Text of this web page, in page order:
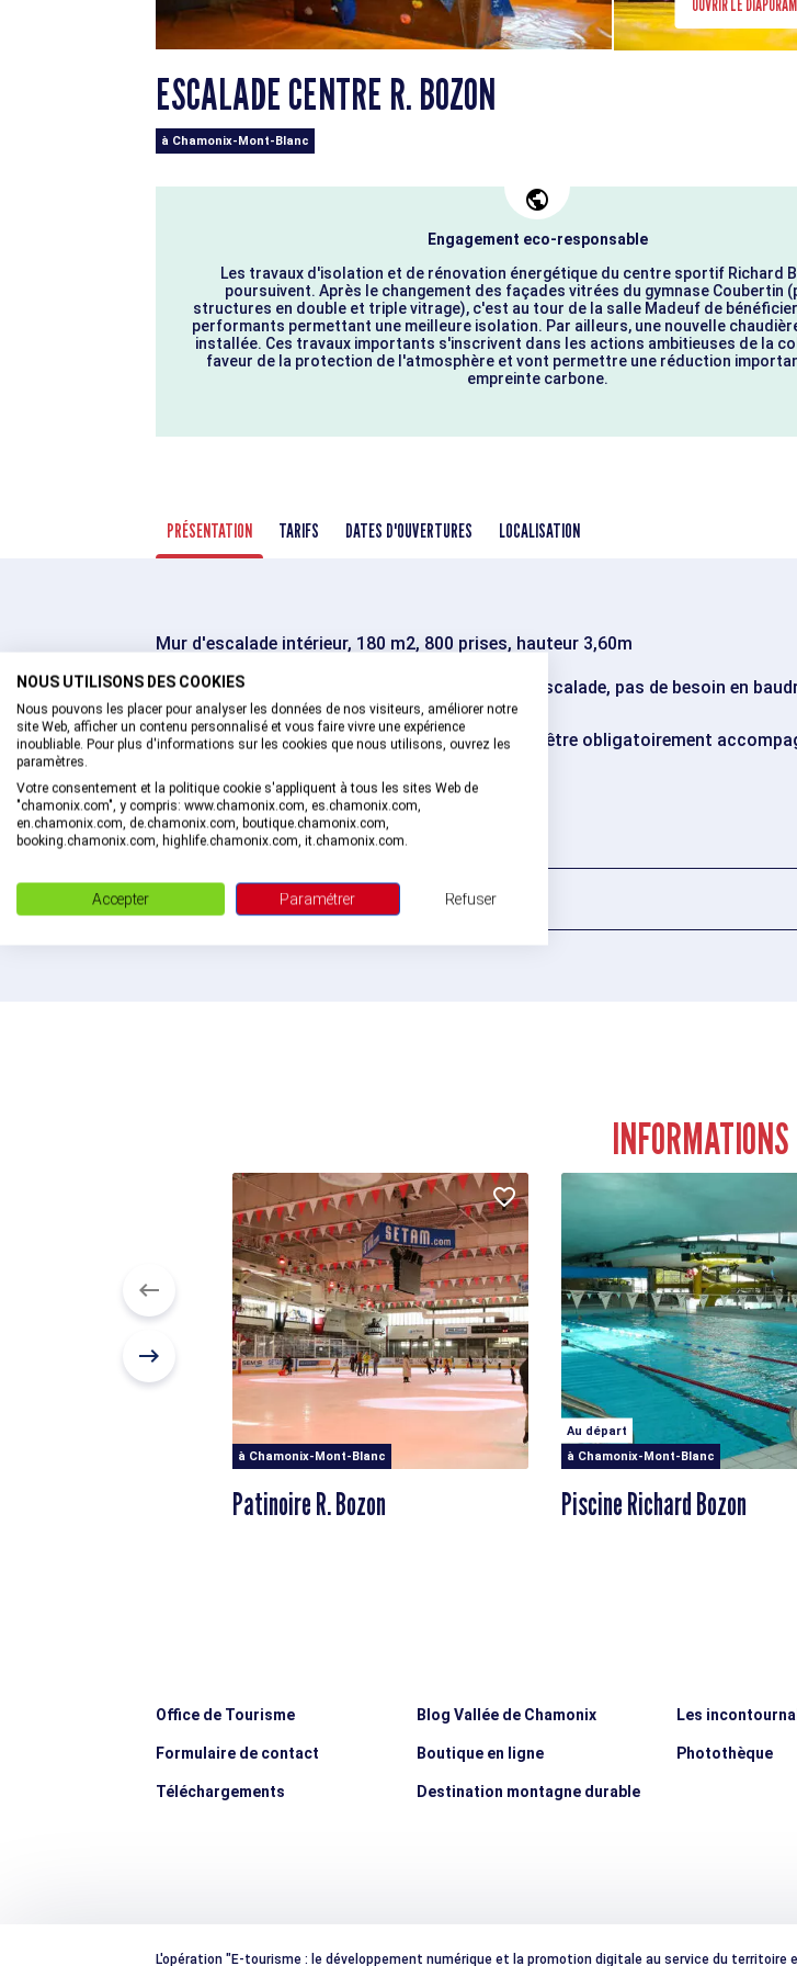
OUVRIR LE
ESCALADE CENTRE R. BOZON
à Chamonix-Mont-Blanc
Engagement eco-responsable
Les travaux d'isolation et de rénovation énergétique du centre sportif Richard
poursuivent. Après le changement des façades vitrées du gymnase Coubertin
structures en double et triple vitrage), c'est au tour de la salle Madeuf de
performants permettant une meilleure isolation. Par ailleurs, une nouvelle
installée. Ces travaux importants s'inscrivent dans les actions ambitieuses de la
faveur de la protection de l'atmosphère et vont permettre une réduction
empreinte carbone.
PRÉSENTATION TARIFS DATES D'OUVERTURES LOCALISATION
Mur d'escalade intérieur, 180 m2, 800 prises, hauteur 3,60m
L'accès à la salle se fait avec des chaussons d'escalade, pas de besoin en
Magnésie interdite
Interdit au moins de 6 ans. Les 6-14 ans doivent être obligatoirement
Altitude de départ
escalator_warning_black
AGE MINIMUM
à Chamonix-Mont-Blanc
Patinoire R. Bozon
Au départ
à Chamonix-Mont-Blanc
Piscine Richard Bozon
Office de Tourisme
Formulaire de contact
Téléchargements
Blog Vallée de Chamonix
Boutique en ligne
Destination montagne durable
Les
Photothèque
L'opération "E-tourisme : le développement numérique et la promotion digitale au service du territoire
NOUS UTILISONS DES COOKIES
Nous pouvons les placer pour analyser les données de nos visiteurs, améliorer notre
site Web, afficher un contenu personnalisé et vous faire vivre une expérience
inoubliable. Pour plus d'informations sur les cookies que nous utilisons, ouvrez les
paramètres.
Votre consentement et la politique cookie s'appliquent à tous les sites Web de
"chamonix.com", y compris: www.chamonix.com, es.chamonix.com,
en.chamonix.com, de.chamonix.com, boutique.chamonix.com,
booking.chamonix.com, highlife.chamonix.com, it.chamonix.com.
Accepter Paramétrer Refuser